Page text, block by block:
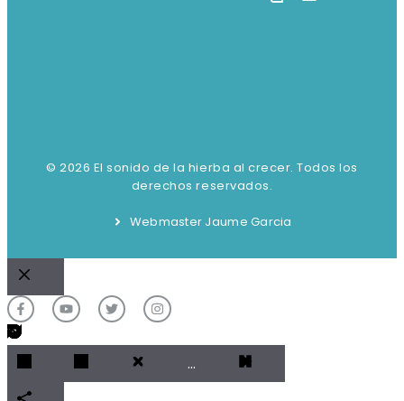
© 2026 El sonido de la hierba al crecer. Todos los
derechos reservados.
Webmaster Jaume Garcia
Cerrar
…